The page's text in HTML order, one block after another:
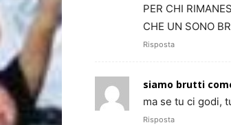
PER CHI
CHE UN SONO
Risposta
siamo brutti
ma se tu ci godi,
Risposta